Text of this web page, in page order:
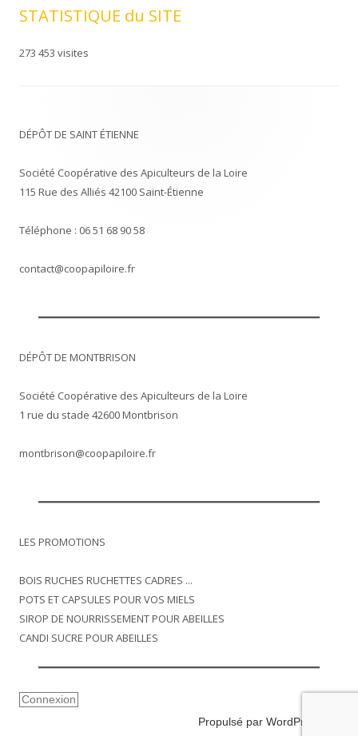
STATISTIQUE du SITE
273 453 visites
DÉPÔT DE SAINT ÉTIENNE
Société Coopérative des Apiculteurs de la Loire
115 Rue des Alliés 42100 Saint-Étienne
Téléphone : 06 51 68 90 58
contact@coopapiloire.fr
DÉPÔT DE MONTBRISON
Société Coopérative des Apiculteurs de la Loire
1 rue du stade 42600 Montbrison
montbrison@coopapiloire.fr
LES PROMOTIONS
BOIS RUCHES RUCHETTES CADRES ...
POTS ET CAPSULES POUR VOS MIELS
SIROP DE NOURRISSEMENT POUR ABEILLES
CANDI SUCRE POUR ABEILLES
Connexion
Propulsé par WordPress